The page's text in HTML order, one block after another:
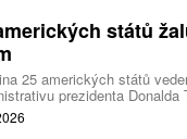
států
25 amerických států
prezidenta
zemí překračují
amerických soudů.